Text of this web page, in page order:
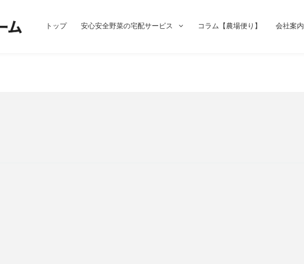
トップ 安心安全野菜の宅配サービス コラム【農場便り】 会社案内